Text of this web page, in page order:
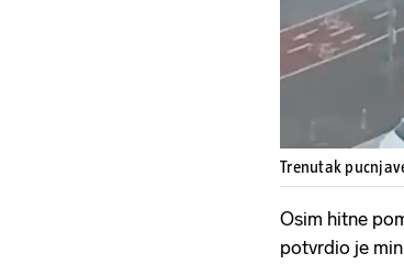
Trenutak
Osim hitne
potvrdio je